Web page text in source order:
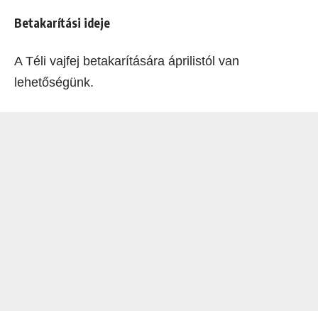
Betakarítási ideje
A Téli vajfej betakarítására áprilistól van
lehetőségünk.